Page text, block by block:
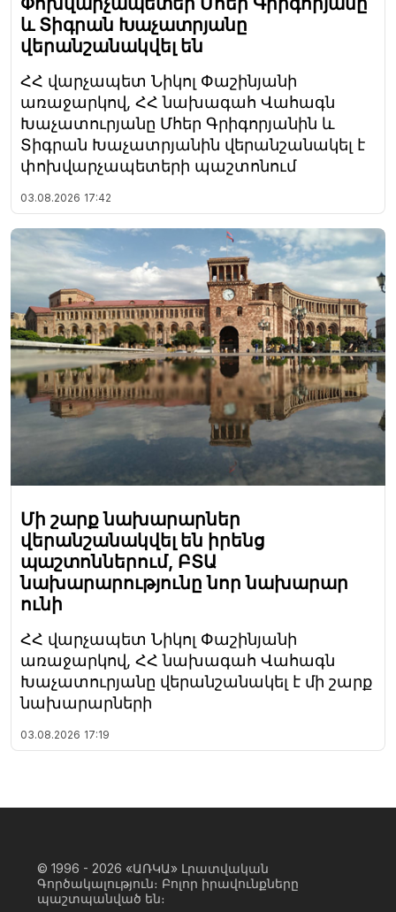
և Տիգրան Խաչատրյանը
վերանշանակվել են
ՀՀ վարչապետ Նիկոլ Փաշինյանի
առաջարկով, ՀՀ նախագահ Վահագն
Խաչատուրյանը Մհեր Գրիգորյանին և
Տիգրան Խաչատրյանին վերանշանակել է
փոխվարչապետերի պաշտոնում
03.08.2026 17:42
Մի շարք նախարարներ
վերանշանակվել են իրենց
պաշտոններում, ԲՏԱ
նախարարությունը նոր նախարար
ունի
ՀՀ վարչապետ Նիկոլ Փաշինյանի
առաջարկով, ՀՀ նախագահ Վահագն
Խաչատուրյանը վերանշանակել է մի շարք
նախարարների
03.08.2026 17:19
© 1996 - 2026 «ԱՌԿԱ» Լրատվական
Գործակալություն։ Բոլոր իրավունքները
պաշտպանված են։